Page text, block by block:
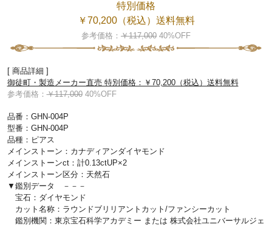
特別価格
￥70,200（税込）送料無料
参考価格： ￥117,000 40%OFF
[ 商品詳細 ]
御徒町・製造メーカー直売 特別価格：￥70,200（税込）送料無料
参考価格：￥117,00040%OFF
品番：GHN-004P
型番：GHN-004P
品種：ピアス
メインストーン：カナディアンダイヤモンド
メインストーンct：計0.13ctUP×2
メインストーン区分：天然石
▼鑑別データ －－－
宝石：ダイヤモンド
カット名称：ラウンドブリリアントカット/ファンシーカット
鑑別機関：東京宝石科学アカデミー または 株式会社ユニバーサルジェ